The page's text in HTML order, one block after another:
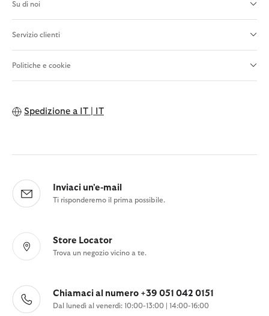
Su di noi
Servizio clienti
Politiche e cookie
Spedizione a IT | IT
Inviaci un'e-mail
Ti risponderemo il prima possibile.
Store Locator
Trova un negozio vicino a te.
Chiamaci al numero +39 051 042 0151
Dal lunedì al venerdì: 10:00-13:00 | 14:00-16:00